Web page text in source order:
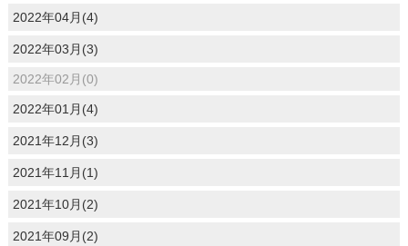
2022年04月(4)
2022年03月(3)
2022年02月(0)
2022年01月(4)
2021年12月(3)
2021年11月(1)
2021年10月(2)
2021年09月(2)